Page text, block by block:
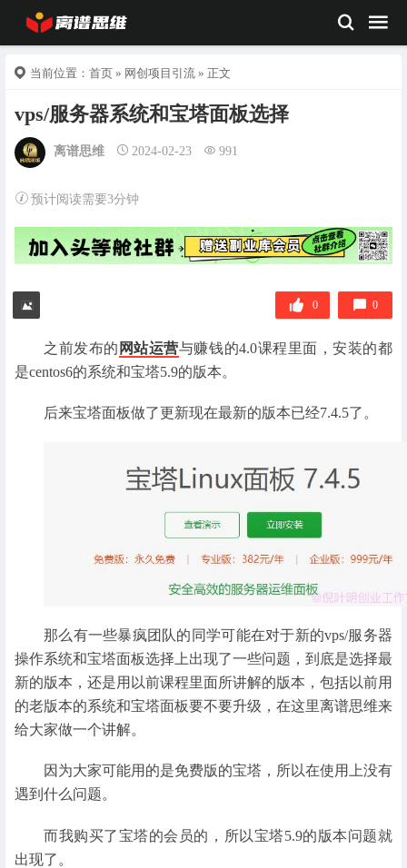
当前位置： 首页 » 网创项目引流 » 正文
vps/服务器系统和宝塔面板选择
离谱思维 2024-02-23 991
预计阅读需要3分钟
0 0
之前发布的 网站运营与赚钱的4.0课程里面，安装的都
是centos6的系统和宝塔5.9的版本。
后来宝塔面板做了更新现在最新的版本已经7.4.5了。
那么有一些暴疯团队的同学可能在对于新的vps/服务器
操作系统和宝塔面板选择上出现了一些问题，到底是选择最
新的版本，还是用以前课程里面所讲解的版本，包括以前用
的老版本的系统和宝塔面板要不要升级，在这里离谱思维来
给大家做一个讲解。
因为大家可能用的是免费版的宝塔，所以在使用上没有
遇到什么问题。
而我购买了宝塔的会员的，所以宝塔5.9的版本问题就
出现了。